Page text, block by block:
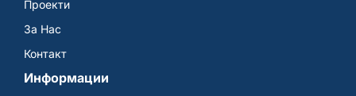
Проекти
За Нас
Контакт
Информации